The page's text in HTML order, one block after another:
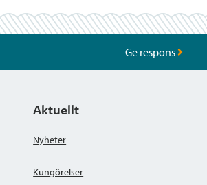
Ge respons
Aktuellt
Nyheter
Kungörelser